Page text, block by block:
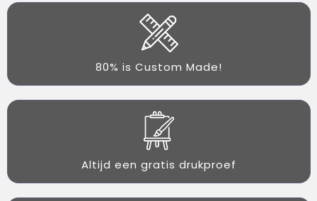
80% is Custom Made!
Altijd een gratis drukproef